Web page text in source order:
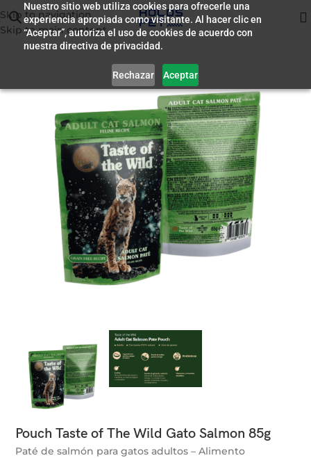
Nuestro sitio web utiliza cookies para ofrecerle una
experiencia apropiada como visitante. Al hacer clic en
“Aceptar”, autoriza el uso de cookies de acuerdo con
nuestra directiva de privacidad.
Rechazar Aceptar
Skip to navigation
Skip to main content
Inicio/Humedo para Gatos
Pouch Taste of The Wild Gato Salmon 85g
Paté de salmón para gatos adultos – Alimento